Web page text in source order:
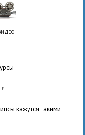
кажутся такими